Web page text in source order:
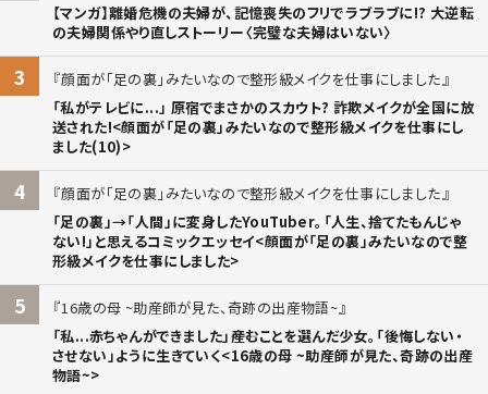
【マンガ】離婚危機の夫婦が、記憶喪失のフリでラブラブに!? 大逆転
の夫婦関係やり直しストーリー〈完璧な夫婦はいない〉
3
顔面が「足の裏」みたいなので整形級メイクを仕事にしました
「私がテレビに...」 原宿でまさかのスカウト? 詐欺メイクが全国に放
送された!<顔面が「足の裏」みたいなので整形級メイクを仕事にし
ました(10)>
4
顔面が「足の裏」みたいなので整形級メイクを仕事にしました
「足の裏」→「人間」に変身したYouTuber。「人生、捨てたもんじゃ
ない!」と思えるコミックエッセイ<顔面が「足の裏」みたいなので整
形級メイクを仕事にしました>
5
16歳の母 ~助産師が見た、奇跡の出産物語~
「私...赤ちゃんができました」――産むことを選んだ少女。「後悔しない・
させない」ように生きていく<16歳の母 ~助産師が見た、奇跡の出産
物語~>